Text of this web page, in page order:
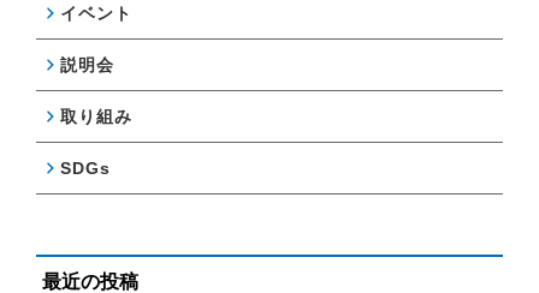
イベント
説明会
取り組み
SDGs
最近の投稿